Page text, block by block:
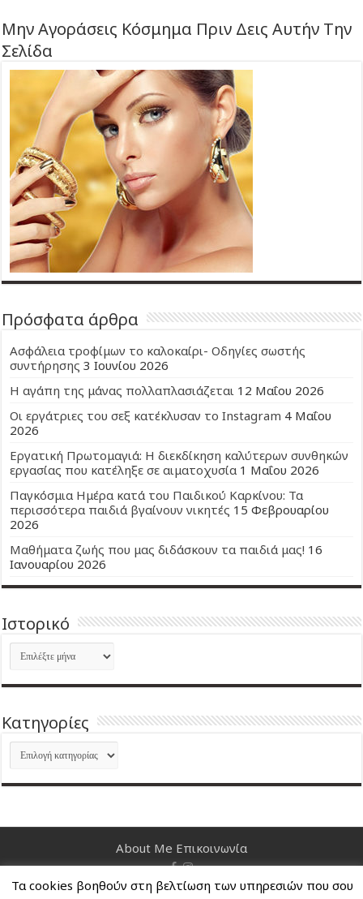
Μην Αγοράσεις Κόσμημα Πριν Δεις Αυτήν Την
Σελίδα
Πρόσφατα άρθρα
Ασφάλεια τροφίμων το καλοκαίρι- Οδηγίες σωστής
συντήρησης 3 Ιουνίου 2026
Η αγάπη της μάνας πολλαπλασιάζεται 12 Μαΐου 2026
Οι εργάτριες του σεξ κατέκλυσαν το Instagram 4 Μαΐου
2026
Εργατική Πρωτομαγιά: Η διεκδίκηση καλύτερων συνθηκών
εργασίας που κατέληξε σε αιματοχυσία 1 Μαΐου 2026
Παγκόσμια Ημέρα κατά του Παιδικού Καρκίνου: Τα
περισσότερα παιδιά βγαίνουν νικητές 15 Φεβρουαρίου
2026
Μαθήματα ζωής που μας διδάσκουν τα παιδιά μας! 16
Ιανουαρίου 2026
Ιστορικό
Ιστορικό
Kατηγορίες
Kατηγορίες
About Me Επικοινωνία
Nancy's Blog © Copyright 2026, All Rights Reserved
Τα cookies βοηθούν στη βελτίωση των υπηρεσιών που σου